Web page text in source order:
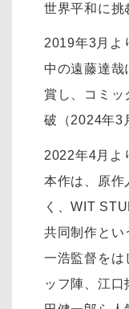
世界平和に挑
2019年3月よ
中の遠藤達哉
賞し、コミッ
破（2024年3
2022年4月よ
本作は、原作
く、WIT
共同制作とい
一浩監督をは
ッフ陣、江